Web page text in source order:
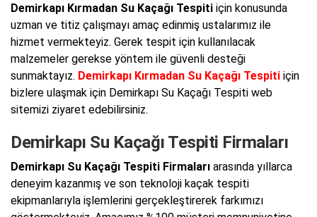
Demirkapı Kırmadan Su Kaçağı Tespiti için konusunda
uzman ve titiz çalışmayı amaç edinmiş ustalarımız ile
hizmet vermekteyiz. Gerek tespit için kullanılacak
malzemeler gerekse yöntem ile güvenli desteği
sunmaktayız. Demirkapı Kırmadan Su Kaçağı Tespiti için
bizlere ulaşmak için Demirkapı Su Kaçağı Tespiti web
sitemizi ziyaret edebilirsiniz.
Demirkapı Su Kaçağı Tespiti Firmaları
Demirkapı Su Kaçağı Tespiti Firmaları arasında yıllarca
deneyim kazanmış ve son teknoloji kaçak tespiti
ekipmanlarıyla işlemlerini gerçekleştirerek farkımızı